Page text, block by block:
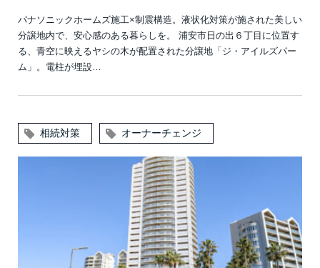
パナソニックホームズ施工×制震構造。液状化対策が施された美しい
分譲地内で、安心感のある暮らしを。 浦安市日の出６丁目に位置す
る、青空に映えるヤシの木が配置された分譲地「ジ・アイルズパー
ム」。電柱が埋設…
相続対策 オーナーチェンジ